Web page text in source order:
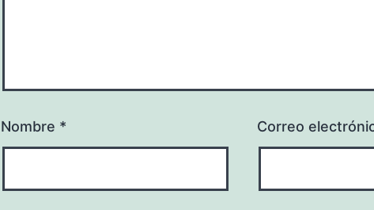
Nombre * Correo